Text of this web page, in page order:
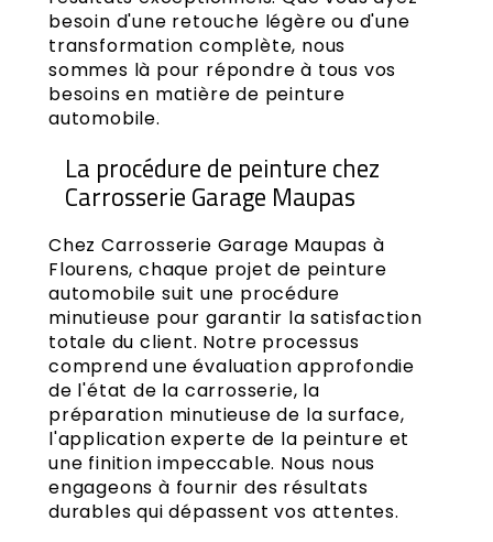
besoin d'une retouche légère ou d'une
transformation complète, nous
sommes là pour répondre à tous vos
besoins en matière de peinture
automobile.
La procédure de peinture chez
Carrosserie Garage Maupas
Chez Carrosserie Garage Maupas à
Flourens, chaque projet de peinture
automobile suit une procédure
minutieuse pour garantir la satisfaction
totale du client. Notre processus
comprend une évaluation approfondie
de l'état de la carrosserie, la
préparation minutieuse de la surface,
l'application experte de la peinture et
une finition impeccable. Nous nous
engageons à fournir des résultats
durables qui dépassent vos attentes.